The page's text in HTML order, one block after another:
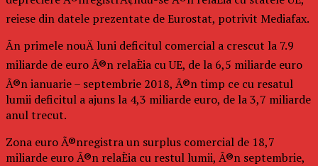
reiese din datele prezentate de Eurostat, potrivit Mediafax.
Ãn primele nouÄ luni deficitul comercial a crescut la 7.9
miliarde de euro Ã®n relaÈia cu UE, de la 6,5 miliarde euro
Ã®n ianuarie – septembrie 2018, Ã®n timp ce cu resatul
lumii deficitul a ajuns la 4,3 miliarde euro, de la 3,7 miliarde
anul trecut.
Zona euro Ã®nregistra un surplus comercial de 18,7
miliarde euro Ã®n relaÈia cu restul lumii, Ã®n septembrie,